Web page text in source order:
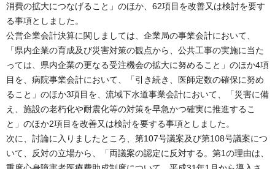
消費の拡大につなげること」のほか、62項目を改善又は検討を要す
る事項としました。
公営企業会計決算に関しましては、企業局の事業会計において、
「県内企業の育成及び災害対策の観点から、公共工事の実施に当た
っては、県内企業の更なる受注機会の拡大に努めること」のほか4項
目を、病院事業会計において、「引き続き、医師定数の確保に努め
ること」のほか3項目を、流域下水道事業会計において、「災害に備
え、施設の老朽化や耐震化等の対策を早急かつ確実に推進するこ
と」のほか2項目を改善又は検討を要する事項としました。
次に、討論に入りましたところ、第107号議案及び第108号議案につ
いて、反対の立場から、「両議案の認定に反対する。第1の理由は、